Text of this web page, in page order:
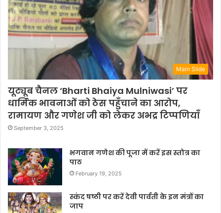
Main Slide
यूट्यूब चैनल ‘Bharti Bhaiya Mulniwasi’ पर
धार्मिक भावनाओं को ठेस पहुँचाने का आरोप,
रामायण और गणेश जी को लेकर अभद्र टिप्पणियाँ
September 3, 2025
भगवान गणेश की पूजा में करें इस स्तोत्र का
पाठ
February 19, 2025
स्कंद षष्ठी पर करें देवी पार्वती के इन मंत्रों का
जाप